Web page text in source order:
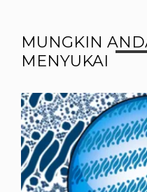
MUNGKIN
MENYUKAI